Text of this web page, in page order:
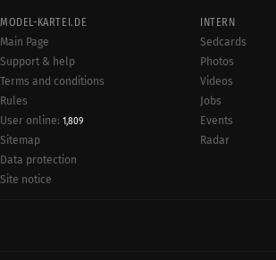
MODEL-KARTEI.DE
Main Page
Support & help
Terms and conditions
Rules
User online: 1,809
Sitemap
Data protection
Site notice
INTERN
Sedcards
Photos
Videos
Jobs
Events
Radar